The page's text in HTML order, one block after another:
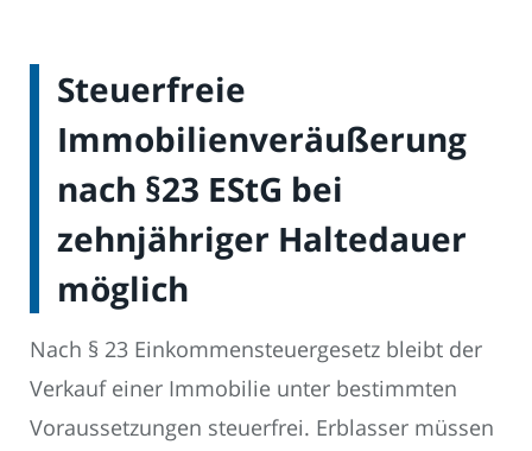
Steuerfreie
Immobilienveräußerung
nach §23 EStG bei
zehnjähriger Haltedauer
möglich
Nach § 23 Einkommensteuergesetz bleibt der
Verkauf einer Immobilie unter bestimmten
Voraussetzungen steuerfrei. Erblasser müssen